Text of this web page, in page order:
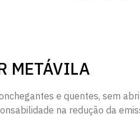
METÁVILA
e quentes, sem
na redução da